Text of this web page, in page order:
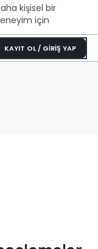
kişisel bir
için
KAYIT OL / GİRİŞ YAP